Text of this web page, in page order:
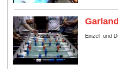
Einzel- und